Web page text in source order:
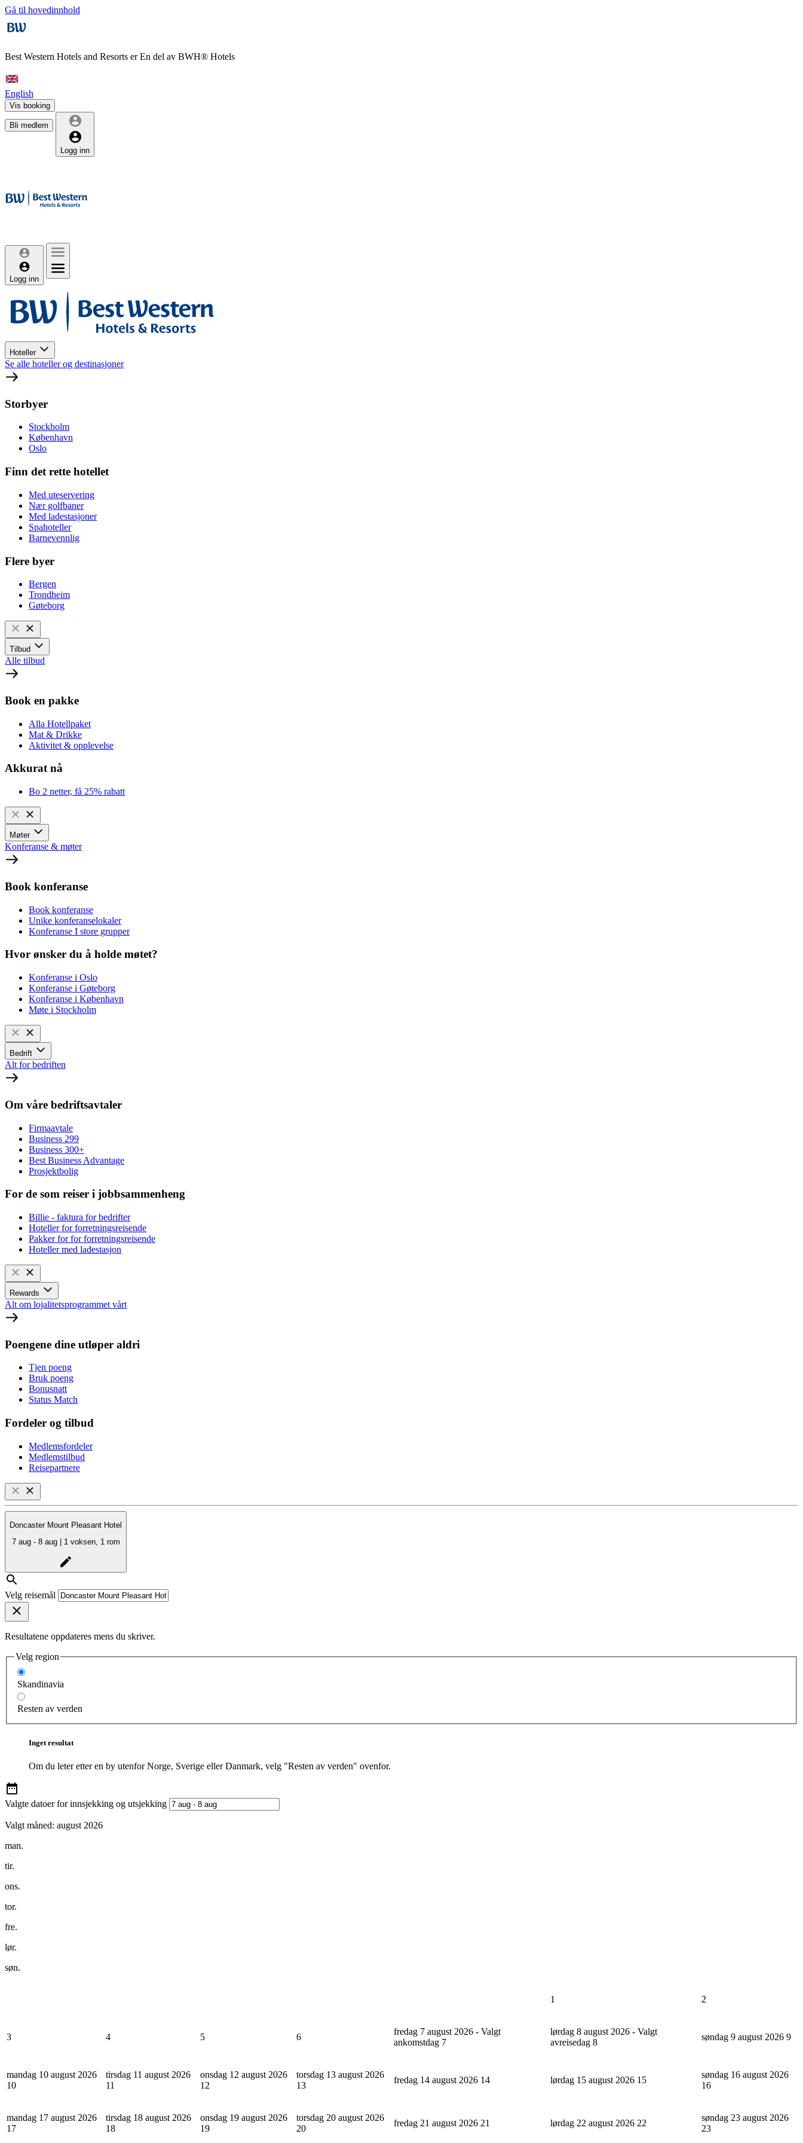
Gå til hovedinnhold
Best Western Hotels and Resorts erEn del av BWH® Hotels
English
Vis booking
Bli medlem
Logg inn
Logg inn
Hoteller
Se alle hoteller og destinasjoner
Storbyer
Stockholm
København
Oslo
Finn det rette hotellet
Med uteservering
Nær golfbaner
Med ladestasjoner
Spahoteller
Barnevennlig
Flere byer
Bergen
Trondheim
Gøteborg
Tilbud
Alle tilbud
Book en pakke
Alla Hotellpaket
Mat & Drikke
Aktivitet & opplevelse
Akkurat nå
Bo 2 netter, få 25% rabatt
Møter
Konferanse & møter
Book konferanse
Book konferanse
Unike konferanselokaler
Konferanse I store grupper
Hvor ønsker du å holde møtet?
Konferanse i Oslo
Konferanse i Gøteborg
Konferanse i København
Møte i Stockholm
Bedrift
Alt for bedriften
Om våre bedriftsavtaler
Firmaavtale
Business 299
Business 300+
Best Business Advantage
Prosjektbolig
For de som reiser i jobbsammenheng
Billie - faktura for bedrifter
Hoteller for forretningsreisende
Pakker for for forretningsreisende
Hoteller med ladestasjon
Rewards
Alt om lojalitetsprogrammet vårt
Poengene dine utløper aldri
Tjen poeng
Bruk poeng
Bonusnatt
Status Match
Fordeler og tilbud
Medlemsfordeler
Medlemstilbud
Reisepartnere
Doncaster Mount Pleasant Hotel
7 aug - 8 aug | 1 voksen, 1 rom
Velg reisemål
Resultatene oppdateres mens du skriver.
Velg region
Skandinavia
Resten av verden
Inget resultat
Om du leter etter en by utenfor Norge, Sverige eller Danmark, velg "Resten av verden" ovenfor.
Valgte datoer for innsjekking og utsjekking
Valgt måned: august 2026
man.
tir.
ons.
tor.
fre.
lør.
søn.
1 2
3 4 5 6
fredag 7 august 2026 - Valgt
ankomstdag 7
lørdag 8 august 2026 - Valgt
avreisedag 8
søndag 9 august 2026 9
mandag 10 august 2026
10
tirsdag 11 august 2026
11
onsdag 12 august 2026
12
torsdag 13 august 2026
13
fredag 14 august 2026 14 lørdag 15 august 2026 15
søndag 16 august 2026
16
mandag 17 august 2026
17
tirsdag 18 august 2026
18
onsdag 19 august 2026
19
torsdag 20 august 2026
20
fredag 21 august 2026 21 lørdag 22 august 2026 22
søndag 23 august 2026
23